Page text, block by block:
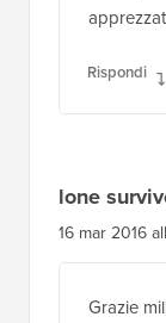
Rispondi
lone
16 mar 2016
Grazie